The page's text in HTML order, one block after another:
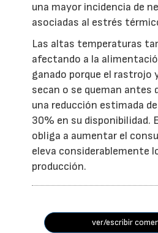
una mayor incidencia de
asociadas al estrés
Las altas temperaturas
afectando a la
ganado porque el rastrojo
secan o se queman antes
una reducción estimada
30% en su disponibilidad.
obliga a aumentar el
eleva considerablemente
producción.
ver/escribir